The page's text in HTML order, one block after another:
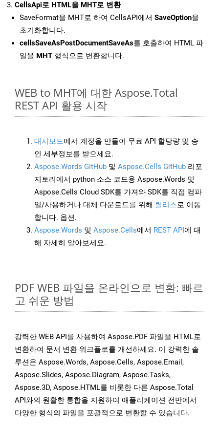
CellsApi로 HTML을 MHT로 변환
SaveFormat을 MHT로 하여 CellsAPI에서 SaveOption을
초기화합니다.
cellsSaveAsPostDocumentSaveAs를 호출하여 HTML 파
일을 MHT 형식으로 변환합니다.
WEB to MHT에 대한 Aspose.Total
REST API 활용 시작
대시보드에서 계정을 만들어 무료 API 할당량 및 승
인 세부정보를 받으세요.
Aspose.Words GitHub 및 Aspose.Cells GitHub 리포
지토리에서 python 소스 코드용 Aspose.Words 및
Aspose.Cells Cloud SDK를 가져와 SDK를 직접 컴파
일/사용하거나 대체 다운로드를 위해 릴리스로 이동
합니다. 옵션.
Aspose.Words 및 Aspose.Cells에서 REST API에 대
해 자세히 알아보세요.
PDF WEB 파일을 온라인으로 변환: 빠르
고 쉬운 방법
강력한 WEB API를 사용하여 Aspose.PDF 파일을 HTML로
변환하여 문서 변환 워크플로를 개선하세요. 이 강력한 솔
루션은 Aspose.Words, Aspose.Cells, Aspose.Email,
Aspose.Slides, Aspose.Diagram, Aspose.Tasks,
Aspose.3D, Aspose.HTML를 비롯한 다른 Aspose.Total
API와의 원활한 통합을 지원하여 애플리케이션 전반에서
다양한 형식의 파일을 포괄적으로 변환할 수 있습니다.